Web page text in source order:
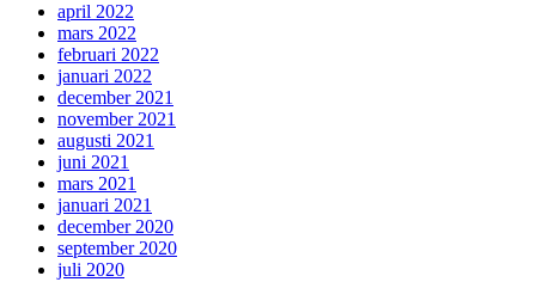
april 2022
mars 2022
februari 2022
januari 2022
december 2021
november 2021
augusti 2021
juni 2021
mars 2021
januari 2021
december 2020
september 2020
juli 2020